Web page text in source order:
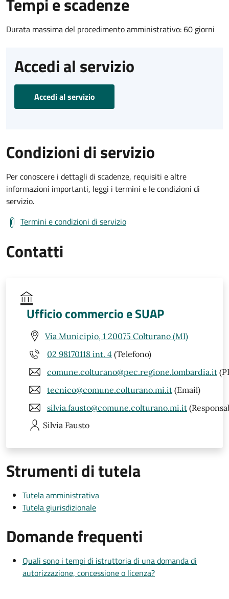
Durata massima del procedimento amministrativo: 60 giorni
Accedi al servizio
Accedi al servizio
Condizioni di servizio
Per conoscere i dettagli di scadenze, requisiti e altre
informazioni importanti, leggi i termini e le condizioni di
servizio.
Termini e condizioni di servizio
Contatti
Ufficio commercio e SUAP
Via Municipio, 1 20075 Colturano (MI)
02 98170118 int. 4 (Telefono)
comune.colturano@pec.regione.lombardia.it
tecnico@comune.colturano.mi.it (Email)
silvia.fausto@comune.colturano.mi.it
Silvia Fausto
Strumenti di tutela
Tutela amministrativa
Tutela giurisdizionale
Domande frequenti
Quali sono i tempi di istruttoria di una domanda di
autorizzazione, concessione o licenza?